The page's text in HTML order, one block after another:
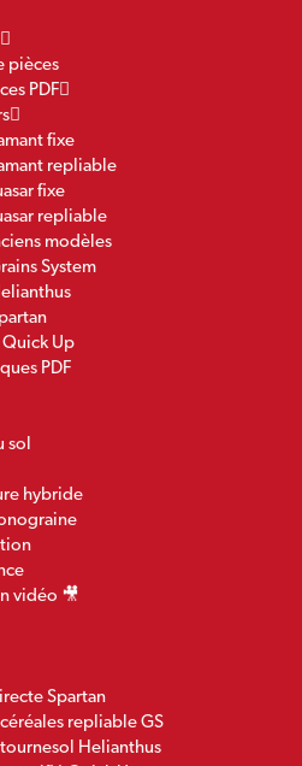
pièces
PDF
fixe
repliable
fixe
repliable
modèles
System
Quick Up
PDF
sol
hybride
vidéo 🎥
Spartan
repliable GS
Helianthus